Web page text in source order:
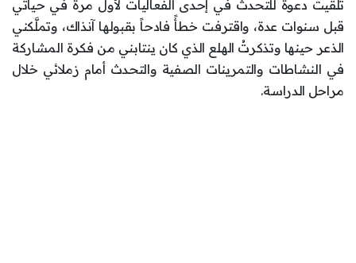
تلقيتُ دعوة للتحدث في إحدى الفعاليات لأول مرة في حياتي
قبل سنوات عدة، واقترفت خطأً فادحاً بقبولها آنذاك، وتملَّكني
الذعر حينها وتذكرتُ الهلع الذي كان ينتابني من فكرة المشاركة
في النشاطات والتمرينات الصفية والتحدث أمام زملائي خلال
مراحل الدراسة.